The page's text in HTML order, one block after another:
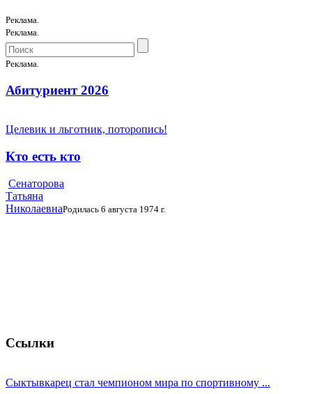
Реклама.
Реклама.
Реклама.
Абитуриент 2026
Целевик и льготник, поторопись!
Кто есть кто
Сенаторова
Татьяна
НиколаевнаРодилась 6 августа 1974 г.
Ссылки
Сыктывкарец стал чемпионом мира по спортивному ...